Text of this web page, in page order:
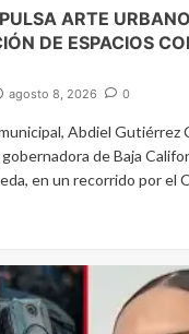
ARTE
DE ESPACIOS
agosto 8, 2026 0
Abdiel Gutiérrez
de Baja
en un recorrido por el